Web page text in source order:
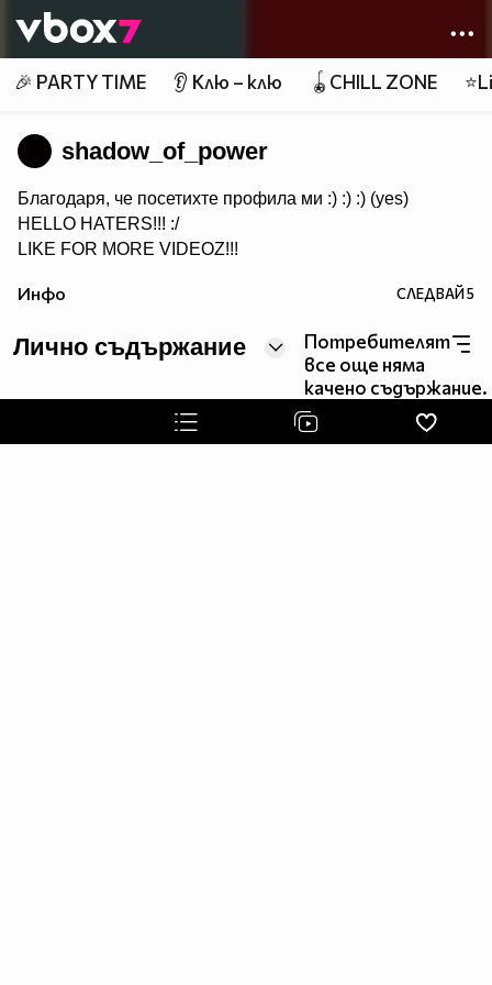
👾
🎉 PARTY TIME 👂 Клю – клю 🪀CHILL ZONE
shadow_of_power
Благодаря, че посетихте профила ми :) :) :) (yes)
HELLO HATERS!!! :/
LIKE FOR MORE VIDEOZ!!!
Инфо СЛЕДВАЙ5
Лично съдържание
Потребителят
все още няма
качено съдържание.